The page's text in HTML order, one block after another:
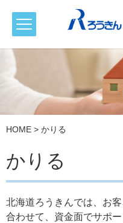
HOME > かりる
かりる
北海道ろうきんでは、お
合わせて、資金面でサポ